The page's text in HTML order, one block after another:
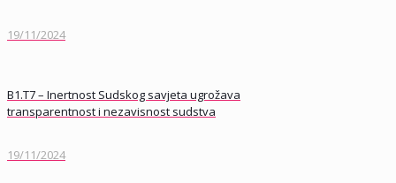
19/11/2024
B1.T7 – Inertnost Sudskog savjeta ugrožava
transparentnost i nezavisnost sudstva
19/11/2024